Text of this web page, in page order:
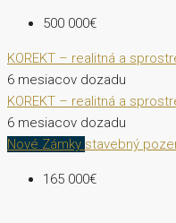
500 000€
KOREKT – realitná a
6 mesiacov dozadu
KOREKT – realitná a
6 mesiacov dozadu
Nové Zámky stavebný
165 000€